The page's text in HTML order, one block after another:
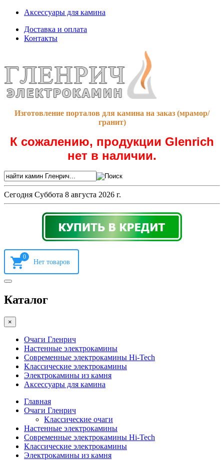
Аксессуары для камина
Доставка и оплата
Контакты
Изготовление порталов для камина на заказ (мрамор/
гранит)
К сожалению, продукции Glenrich
нет в наличии.
Сегодня Суббота 8 августа 2026 г.
0
Каталог
×
Очаги Гленрич
Настенные электрокамины
Современные электрокамины Hi-Tech
Классические электрокамины
Электрокамины из камня
Аксессуары для камина
Главная
Очаги Гленрич
Классические очаги
Настенные электрокамины
Современные электрокамины Hi-Tech
Классические электрокамины
Электрокамины из камня